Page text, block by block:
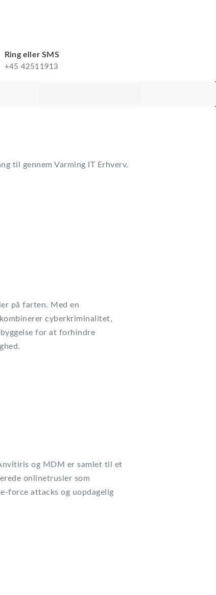
Ring eller SMS
+45 42511913
til gennem Varming IT Erhverv.
på farten. Med en
cyberkriminalitet,
for at forhindre
og MDM er samlet til et
onlinetrusler som
force attacks og uopdagelig